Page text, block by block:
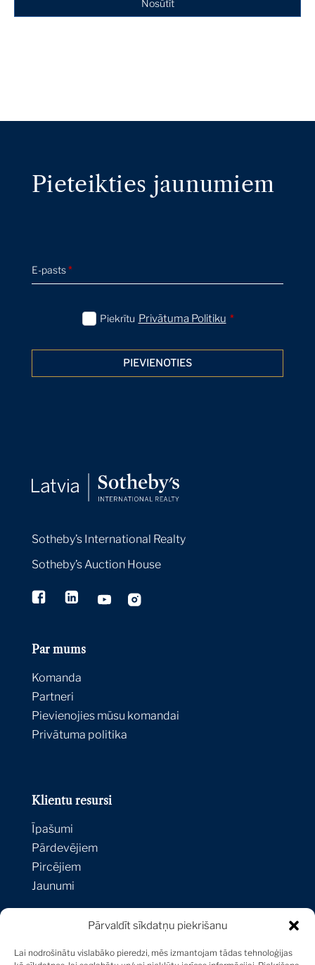
Pārvaldīt sīkdatņu piekrišanu
Lai nodrošinātu vislabāko pieredzi, mēs izmantojam tādas tehnoloģijas
Nosūtīt
Pieteikties jaunumiem
E-pasts*
Piekrītu Privātuma Politiku *
PIEVIENOTIES
Sotheby’s International Realty
Sotheby’s Auction House
Par mums
Komanda
Partneri
Pievienojies mūsu komandai
Privātuma politika
Klientu resursi
Īpašumi
Pārdevējiem
Pircējiem
Jaunumi